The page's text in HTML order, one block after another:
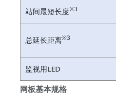
网板基本规格
站间最短长度※3
总延长距离※3
监视用LED